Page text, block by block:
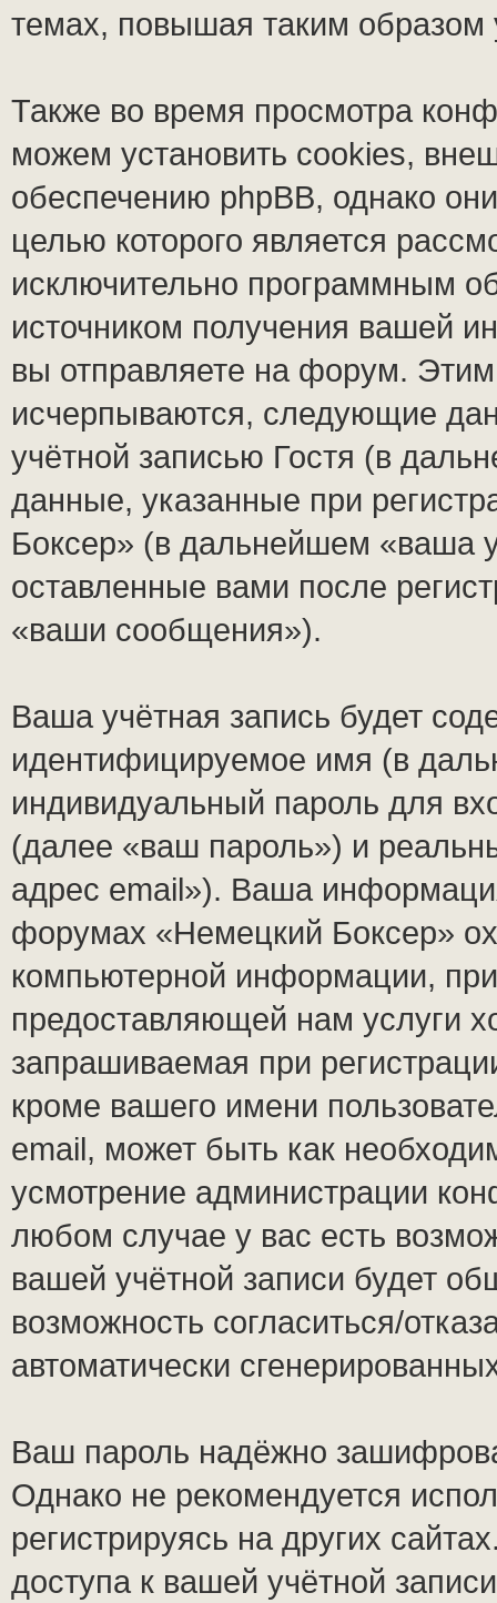
темах, повышая таким
Также во время просмотра
можем установить cookies,
обеспечению phpBB, однако
целью которого является
исключительно программным
источником получения вашей
вы отправляете на форум.
исчерпываются, следующие
учётной записью Гостя (в
данные, указанные при
Боксер» (в дальнейшем «ваша
оставленные вами после
«ваши сообщения»).
Ваша учётная запись будет
идентифицируемое имя (в
индивидуальный пароль для
(далее «ваш пароль») и
адрес email»). Ваша
форумах «Немецкий Боксер»
компьютерной информации,
предоставляющей нам услуги
запрашиваемая при
кроме вашего имени
email, может быть как
усмотрение администрации
любом случае у вас есть
вашей учётной записи будет
возможность согласиться/
автоматически
Ваш пароль надёжно
Однако не рекомендуется
регистрируясь на других
доступа к вашей учётной